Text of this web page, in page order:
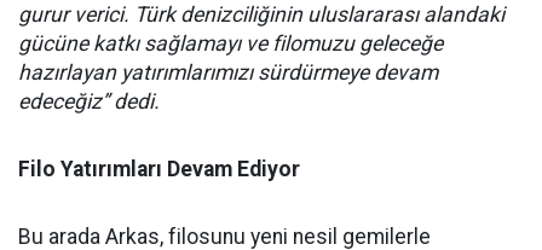
gurur verici. Türk denizciliğinin uluslararası alandaki
gücüne katkı sağlamayı ve filomuzu geleceğe
hazırlayan yatırımlarımızı sürdürmeye devam
edeceğiz” dedi.
Filo Yatırımları Devam Ediyor
Bu arada Arkas, filosunu yeni nesil gemilerle